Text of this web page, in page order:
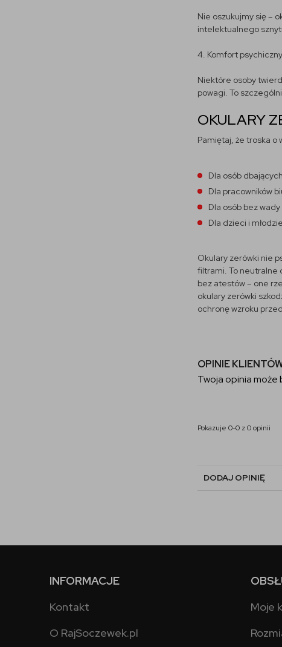
Nie oszukujmy się –
intelektualnego
4. Komfort psychiczny
Niektóre osoby
powagi. To
OKULARY
Pamiętaj, że troska o
Dla osób
Dla pracowników
Dla osób bez
Dla dzieci i
Okulary zerówki nie
filtrami. To neutralne
bez atestów – one
okulary zerówki
ochronę wzroku
OPINIE
Twoja opinia może
Pokazuje 0-0 z 0 opinii
DODAJ OPINIĘ
INFORMACJE
Kontakt
O RajSoczewek.pl
Moje